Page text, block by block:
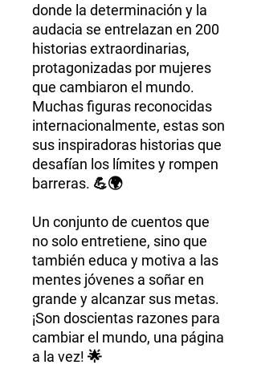
donde la determinación y la
audacia se entrelazan en 200
historias extraordinarias,
protagonizadas por mujeres
que cambiaron el mundo.
Muchas figuras reconocidas
internacionalmente, estas son
sus inspiradoras historias que
desafían los límites y rompen
barreras. 💪🌍
Un conjunto de cuentos que
no solo entretiene, sino que
también educa y motiva a las
mentes jóvenes a soñar en
grande y alcanzar sus metas.
¡Son doscientas razones para
cambiar el mundo, una página
a la vez! 🌟